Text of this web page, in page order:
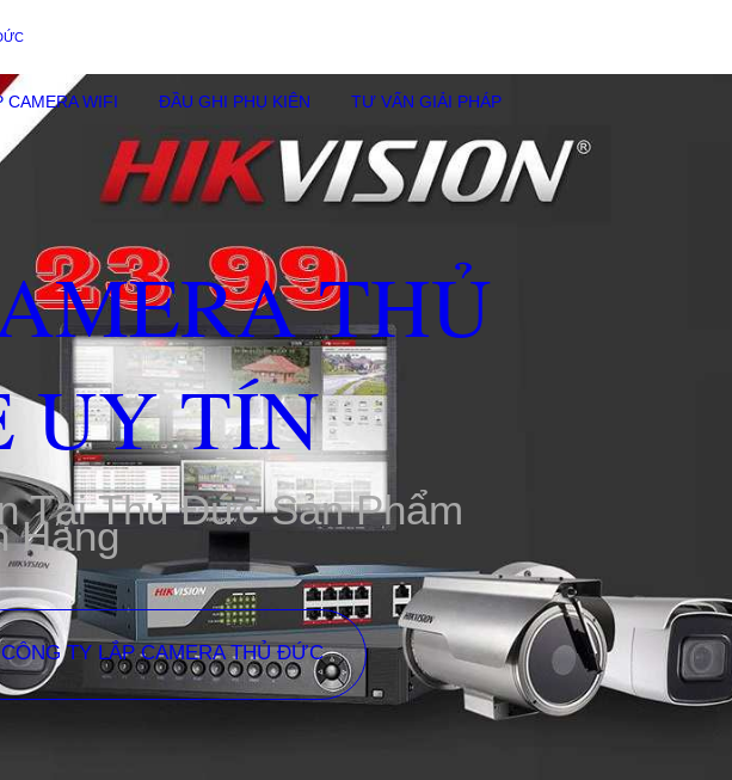
CAMERA WIFI ĐẦU GHI PHỤ KIÊN TƯ VẤN GIẢI PHÁP
THỦ
UY TÍN
Tại Thủ Đức Sản Phẩm
Hãng
CÔNG TY LẮP CAMERA THỦ ĐỨC